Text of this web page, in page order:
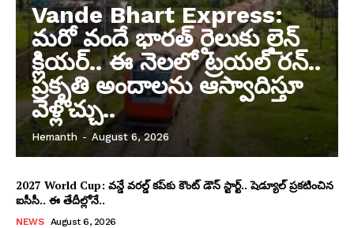
Vande Bhart Express:
మరో వందే భారత్ రైలుకు లైన్
క్లియర్.. ఈ నెలలో ట్రయల్ రన్..
ప్రకృతి అందాలను ఆస్వాదిస్తూ
వెళ్లొచ్చు..
Hemanth - August 6, 2026
2027 World Cup: వన్డే వరల్డ్ కప్‌కు కౌంట్ డౌన్ స్టార్ట్.. షెడ్యూల్ ప్రకటించిన
ఐసీసీ.. ఈ తేదీల్లోనే..
NEWS August 6, 2026